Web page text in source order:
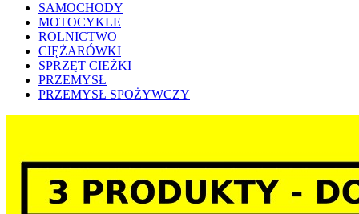
SAMOCHODY
MOTOCYKLE
ROLNICTWO
CIĘŻARÓWKI
SPRZĘT CIEŻKI
PRZEMYSŁ
PRZEMYSŁ SPOŻYWCZY